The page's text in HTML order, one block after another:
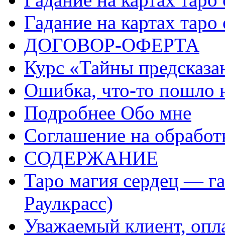
Гадание на картах
ДОГОВОР-ОФЕРТА
Курс «Тайны
Ошибка, что-то пошло
Подробнее Обо мне
Соглашение на
СОДЕРЖАНИЕ
Таро магия сердец —
Раулкрасс)
Уважаемый клиент,